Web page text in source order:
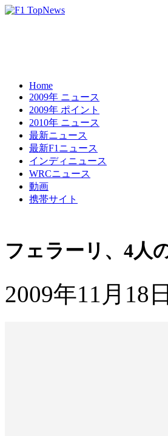
Home
2009年 ニュース
2009年 ポイント
2010年 ニュース
最新ニュース
最新F1ニュース
インディニュース
WRCニュース
動画
携帯サイト
フェラーリ、4人
2009年11月18